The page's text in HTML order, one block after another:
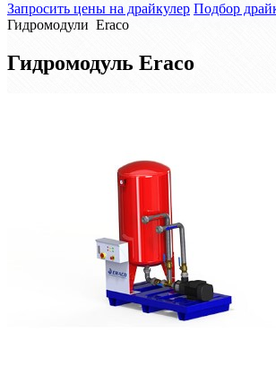
Запросить цены на драйкулер Подбор
Гидромодули Eraco
Гидромодуль Eraco